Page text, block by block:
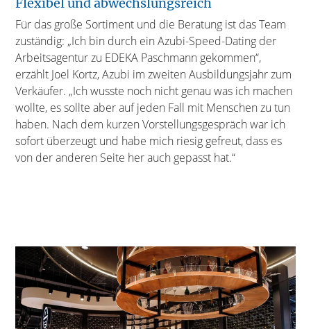
Für das große Sortiment und die Beratung ist das Team
zuständig: „Ich bin durch ein Azubi-Speed-Dating der
Arbeitsagentur zu EDEKA Paschmann gekommen“,
erzählt Joel Kortz, Azubi im zweiten Ausbildungsjahr zum
Verkäufer. „Ich wusste noch nicht genau was ich machen
wollte, es sollte aber auf jeden Fall mit Menschen zu tun
haben. Nach dem kurzen Vorstellungsgespräch war ich
sofort überzeugt und habe mich riesig gefreut, dass es
von der anderen Seite her auch gepasst hat.“